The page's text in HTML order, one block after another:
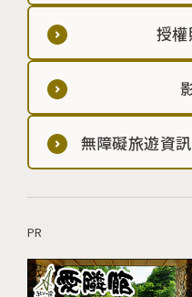
授
無障礙旅遊資
PR